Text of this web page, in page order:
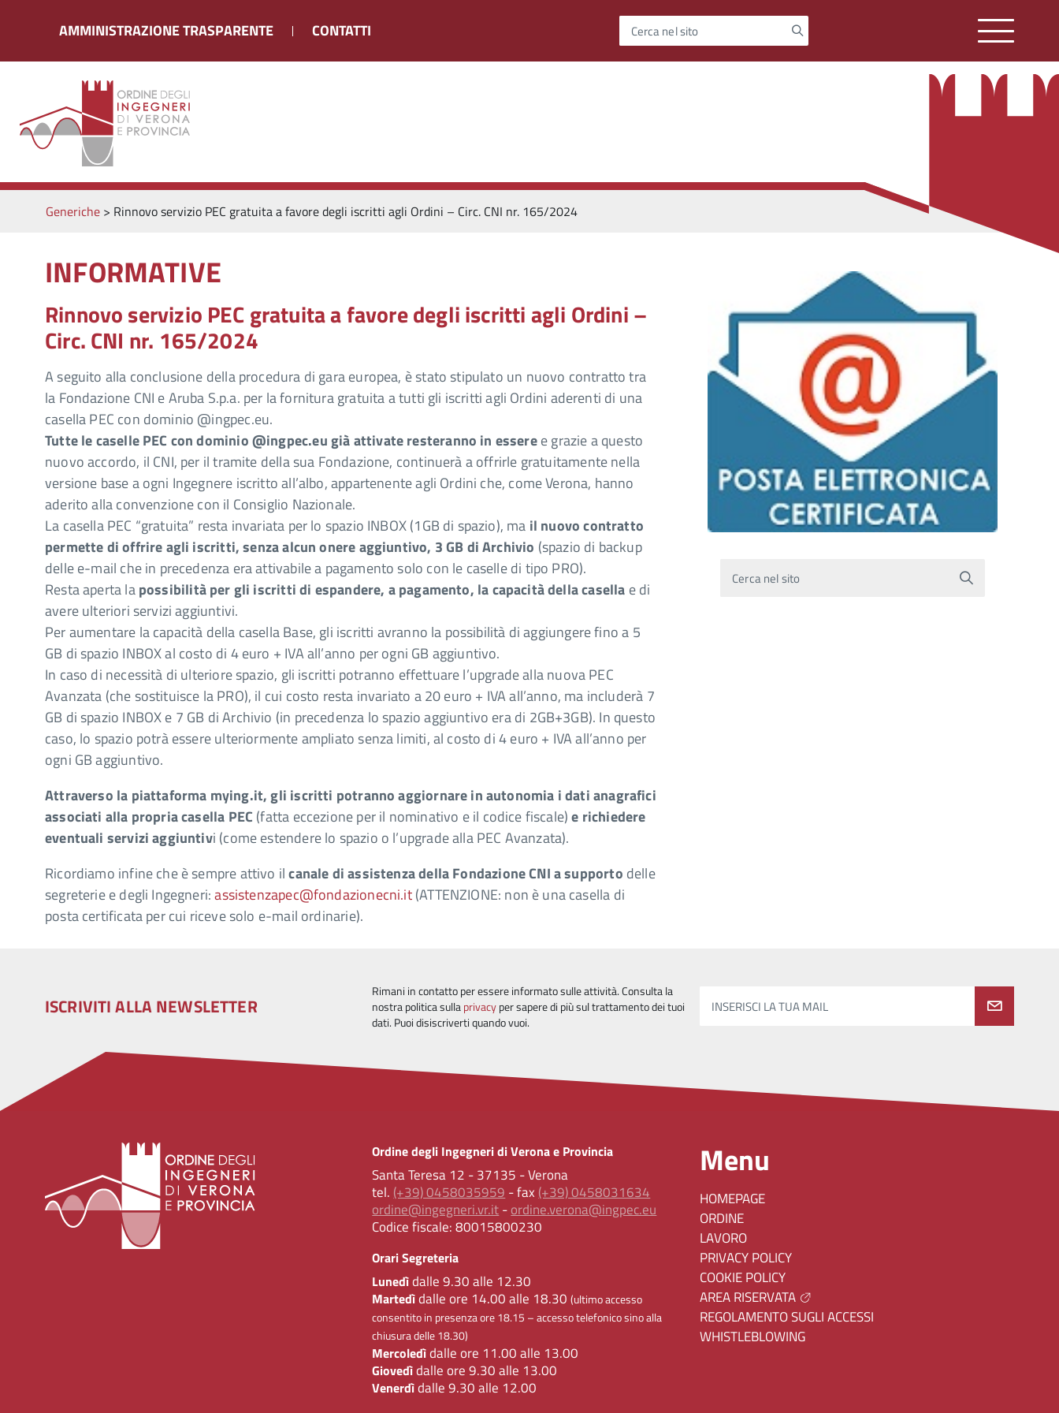
AMMINISTRAZIONE TRASPARENTE CONTATTI Cerca nel sito
Generiche> Rinnovo servizio PEC gratuita a favore degli iscritti agli Ordini – Circ. CNI nr. 165/2024
INFORMATIVE
Rinnovo servizio PEC gratuita a favore degli iscritti agli Ordini –
Circ. CNI nr. 165/2024
A seguito alla conclusione della procedura di gara europea, è stato stipulato un nuovo contratto tra
la Fondazione CNI e Aruba S.p.a. per la fornitura gratuita a tutti gli iscritti agli Ordini aderenti di una
casella PEC con dominio @ingpec.eu.
Tutte le caselle PEC con dominio @ingpec.eu già attivate resteranno in esseree grazie a questo
nuovo accordo, il CNI, per il tramite della sua Fondazione, continuerà a offrirle gratuitamente nella
versione base a ogni Ingegnere iscritto all’albo, appartenente agli Ordini che, come Verona, hanno
aderito alla convenzione con il Consiglio Nazionale.
La casella PEC “gratuita” resta invariata per lo spazio INBOX (1GB di spazio), ma il nuovo contratto
permette di offrire agli iscritti, senza alcun onere aggiuntivo, 3 GB di Archivio (spazio di backup
delle e-mail che in precedenza era attivabile a pagamento solo con le caselle di tipo PRO).
Resta aperta lapossibilità per gli iscritti di espandere, a pagamento, la capacità della casella e di
avere ulteriori servizi aggiuntivi.
Per aumentare la capacità della casella Base, gli iscritti avranno la possibilità di aggiungere fino a 5
GB di spazio INBOX al costo di 4 euro + IVA all’anno per ogni GB aggiuntivo.
In caso di necessità di ulteriore spazio, gli iscritti potranno effettuare l’upgrade alla nuova PEC
Avanzata (che sostituisce la PRO), il cui costo resta invariato a 20 euro + IVA all’anno, ma includerà 7
GB di spazio INBOX e 7 GB di Archivio (in precedenza lo spazio aggiuntivo era di 2GB+3GB). In questo
caso, lo spazio potrà essere ulteriormente ampliato senza limiti, al costo di 4 euro + IVA all’anno per
ogni GB aggiuntivo.
Attraverso la piattaforma mying.it, gli iscritti potranno aggiornare in autonomia i dati anagrafici
associati alla propria casella PEC (fatta eccezione per il nominativo e il codice fiscale)e richiedere
eventuali servizi aggiuntivi (come estendere lo spazio o l’upgrade alla PEC Avanzata).
Ricordiamo infine che è sempre attivo ilcanale di assistenza della Fondazione CNI a supporto delle
segreterie e degli Ingegneri:assistenzapec@fondazionecni.it(ATTENZIONE: non è una casella di
posta certificata per cui riceve solo e-mail ordinarie).
Cerca nel sito
ISCRIVITI ALLA NEWSLETTER
Rimani in contatto per essere informato sulle attività. Consulta la
nostra politica sullaprivacyper sapere di più sul trattamento dei tuoi
dati. Puoi disiscriverti quando vuoi.
INSERISCI LA TUA MAIL
Ordine degli Ingegneri di Verona e Provincia
Santa Teresa 12 - 37135 - Verona
tel. (+39) 0458035959 - fax (+39) 0458031634
ordine@ingegneri.vr.it-ordine.verona@ingpec.eu
Codice fiscale:80015800230
Orari Segreteria
Lunedìdalle 9.30 alle 12.30
Martedìdalle ore 14.00 alle 18.30(ultimo accesso
consentito in presenza ore 18.15 – accesso telefonico sino alla
chiusura delle 18.30)
Mercoledìdalle ore 11.00 alle 13.00
Giovedìdalle ore 9.30 alle 13.00
Venerdìdalle 9.30 alle 12.00
Menu
HOMEPAGE
ORDINE
LAVORO
PRIVACY POLICY
COOKIE POLICY
AREA RISERVATA
REGOLAMENTO SUGLI ACCESSI
WHISTLEBLOWING